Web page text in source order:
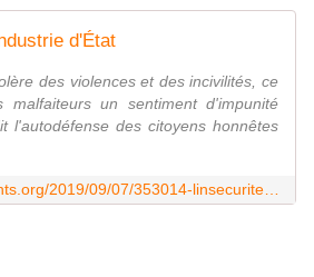
d'État
des violences et des incivilités, ce
un sentiment d'impunité
l'autodéfense des citoyens honnêtes